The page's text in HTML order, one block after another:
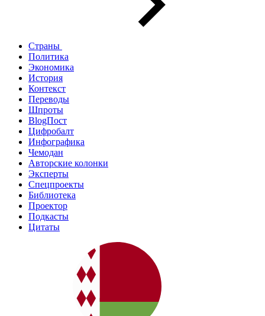
Страны
Политика
Экономика
История
Контекст
Переводы
Шпроты
BlogПост
Цифробалт
Инфографика
Чемодан
Авторские колонки
Эксперты
Спецпроекты
Библиотека
Проектор
Подкасты
Цитаты